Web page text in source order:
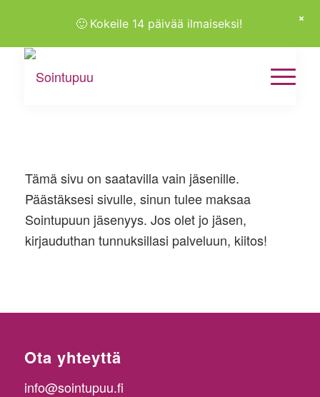
Tämä sivu on saatavilla vain jäsenille.
Päästäksesi sivulle, sinun tulee maksaa
Sointupuun jäsenyys. Jos olet jo jäsen,
kirjauduthan tunnuksillasi palveluun, kiitos!
Ota yhteyttä
info@sointupuu.fi
🙂 Kokeile 14 päivää ilmaiseksi!